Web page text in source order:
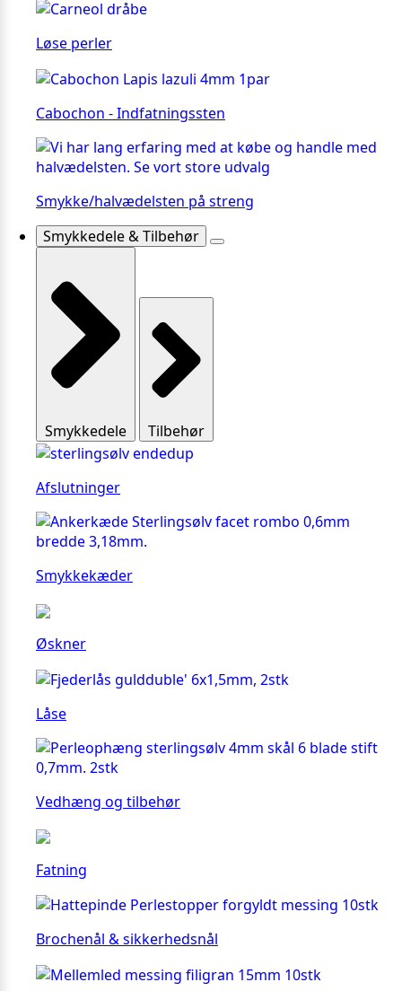
Løse perler
Cabochon - Indfatningssten
Smykke/halvædelsten på streng
Smykkedele & Tilbehør
Smykkedele Tilbehør
Afslutninger
Smykkekæder
Øskner
Låse
Vedhæng og tilbehør
Fatning
Brochenål & sikkerhedsnål